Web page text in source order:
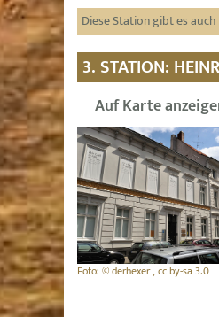
Diese Station gibt es
3. STATION:
Auf Karte
Foto: © derhexer , cc by-sa 3.0